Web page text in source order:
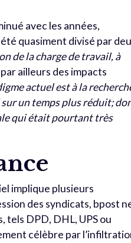
avec les années,
quasiment divisé par
de la charge de travail, à
ailleurs des impacts
actuel est à la
un temps plus réduit;
qui était pourtant très
implique plusieurs
des syndicats, bpost
tels DPD, DHL, UPS ou
célèbre par